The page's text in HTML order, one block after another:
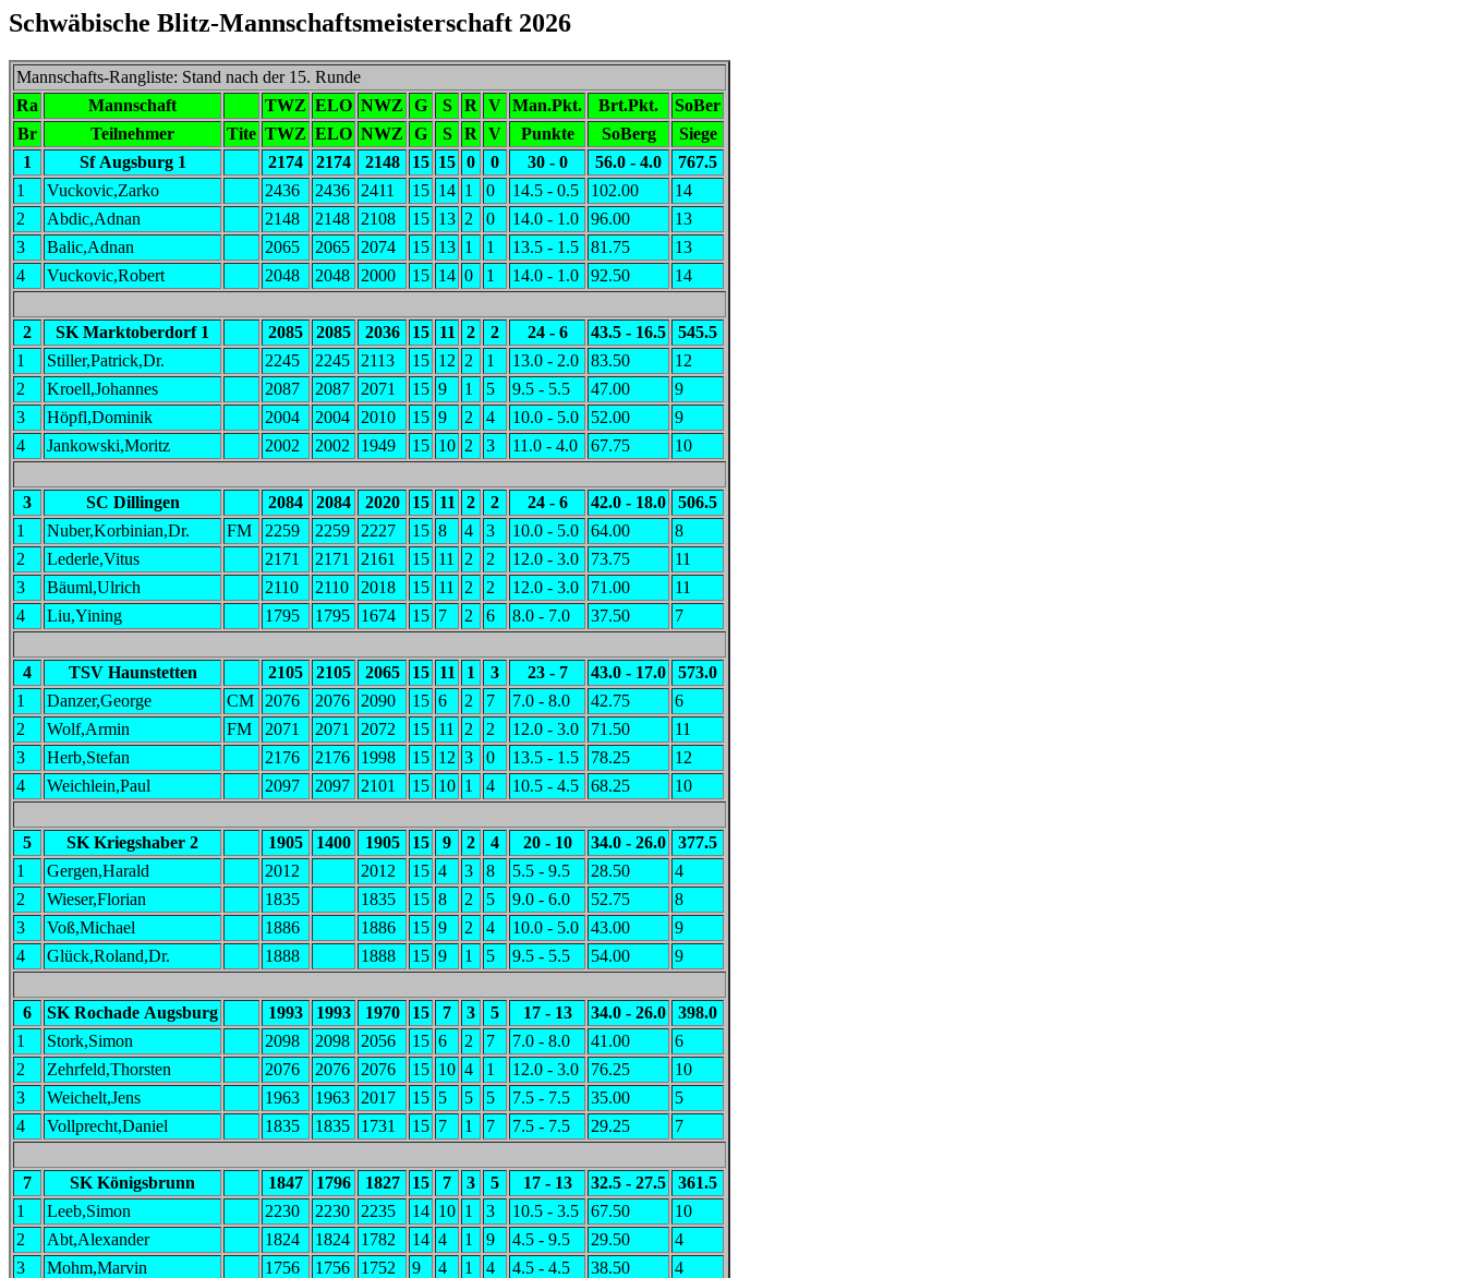
Schwäbische Blitz-Mannschaftsmeisterschaft 2026
Mannschafts-Rangliste: Stand nach der 15. Runde
Ra
Mannschaft TWZ ELO NWZ G S R V Man.Pkt. Brt.Pkt.
SoBer
Br
Teilnehmer Tite TWZ ELO NWZ G S R V Punkte SoBerg
Siege
1
Sf Augsburg 1 2174 2174 2148 15 15 0 0 30 - 0 56.0 - 4.0
767.5
1
Vuckovic,Zarko 2436 2436 2411 15 14 1 0 14.5 - 0.5 102.00
14
2
Abdic,Adnan 2148 2148 2108 15 13 2 0 14.0 - 1.0 96.00
13
3
Balic,Adnan 2065 2065 2074 15 13 1 1 13.5 - 1.5 81.75
13
4
Vuckovic,Robert 2048 2048 2000 15 14 0 1 14.0 - 1.0 92.50 14
2 SK Marktoberdorf 1 2085 2085 2036 15 11 2 2 24 - 6 43.5 - 16.5
545.5
1
Stiller,Patrick,Dr. 2245 2245 2113 15 12 2 1 13.0 - 2.0 83.50
12
2
Kroell,Johannes 2087 2087 2071 15 9 1 5 9.5 - 5.5 47.00
9
3
Höpfl,Dominik 2004 2004 2010 15 9 2 4 10.0 - 5.0 52.00
9
4
Jankowski,Moritz 2002 2002 1949 15 10 2 3 11.0 - 4.0 67.75 10
3 SC Dillingen 2084 2084 2020 15 11 2 2 24 - 6 42.0 - 18.0
506.5
1
Nuber,Korbinian,Dr. FM 2259 2259 2227 15 8 4 3 10.0 - 5.0 64.00
8
2
Lederle,Vitus 2171 2171 2161 15 11 2 2 12.0 - 3.0 73.75
11
3
Bäuml,Ulrich 2110 2110 2018 15 11 2 2 12.0 - 3.0 71.00
11
4
Liu,Yining 1795 1795 1674 15 7 2 6 8.0 - 7.0 37.50 7
4 TSV Haunstetten 2105 2105 2065 15 11 1 3 23 - 7 43.0 - 17.0
573.0
1
Danzer,George CM 2076 2076 2090 15 6 2 7 7.0 - 8.0 42.75
6
2
Wolf,Armin FM 2071 2071 2072 15 11 2 2 12.0 - 3.0 71.50
11
3
Herb,Stefan 2176 2176 1998 15 12 3 0 13.5 - 1.5 78.25
12
4
Weichlein,Paul 2097 2097 2101 15 10 1 4 10.5 - 4.5 68.25 10
5 SK Kriegshaber 2 1905 1400 1905 15 9 2 4 20 - 10 34.0 - 26.0
377.5
1
Gergen,Harald 2012 2012 15 4 3 8 5.5 - 9.5 28.50
4
2
Wieser,Florian 1835 1835 15 8 2 5 9.0 - 6.0 52.75
8
3
Voß,Michael 1886 1886 15 9 2 4 10.0 - 5.0 43.00
9
4
Glück,Roland,Dr. 1888 1888 15 9 1 5 9.5 - 5.5 54.00 9
6 SK Rochade Augsburg 1993 1993 1970 15 7 3 5 17 - 13 34.0 - 26.0
398.0
1
Stork,Simon 2098 2098 2056 15 6 2 7 7.0 - 8.0 41.00
6
2
Zehrfeld,Thorsten 2076 2076 2076 15 10 4 1 12.0 - 3.0 76.25
10
3
Weichelt,Jens 1963 1963 2017 15 5 5 5 7.5 - 7.5 35.00
5
4
Vollprecht,Daniel 1835 1835 1731 15 7 1 7 7.5 - 7.5 29.25 7
7 SK Königsbrunn 1847 1796 1827 15 7 3 5 17 - 13 32.5 - 27.5
361.5
1
Leeb,Simon 2230 2230 2235 14 10 1 3 10.5 - 3.5 67.50
10
2
Abt,Alexander 1824 1824 1782 14 4 1 9 4.5 - 9.5 29.50
4
3
Mohm,Marvin 1756 1756 1752 9 4 1 4 4.5 - 4.5 38.50
4